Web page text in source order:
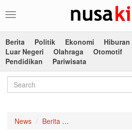
Toggle
Berita
Politik Ekonomi Hiburan
Luar Negeri
Olahraga Otomotif
Pendidikan
Pariwisata
News Berita